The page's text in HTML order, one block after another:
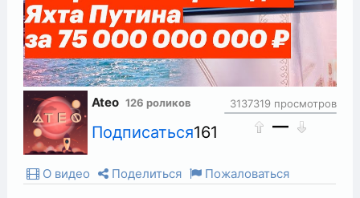
Ateo 126 роликов
Подписаться161
3137319 просмотров
—
О видео Поделиться Пожаловаться